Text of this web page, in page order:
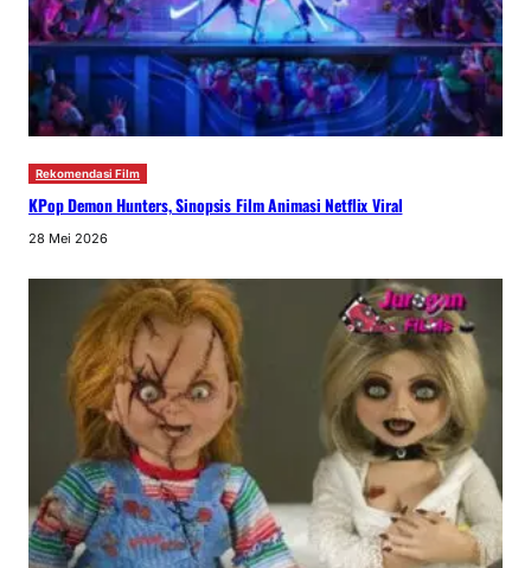
Rekomendasi Film
KPop Demon Hunters, Sinopsis Film Animasi Netflix Viral
28 Mei 2026